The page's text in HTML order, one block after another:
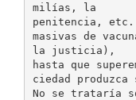
milías, la
penitencia, etc.
masivas de
la justicia),
hasta que
ciedad
No se trataría